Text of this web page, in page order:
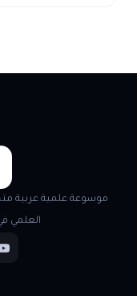
موسوعة علمية عربية
العلمي